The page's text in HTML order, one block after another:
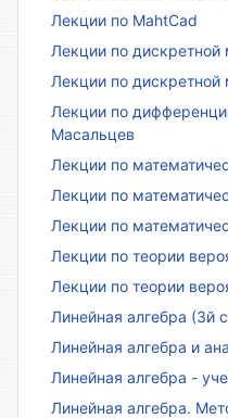
Лекции по MahtCad
Лекции по дискретной
Лекции по дискретной
Лекции по
Масальцев
Лекции по
Лекции по
Лекции по
Лекции по теории
Лекции по теории
Линейная алгебра (3й
Линейная алгебра и
Линейная алгебра -
Линейная алгебра.